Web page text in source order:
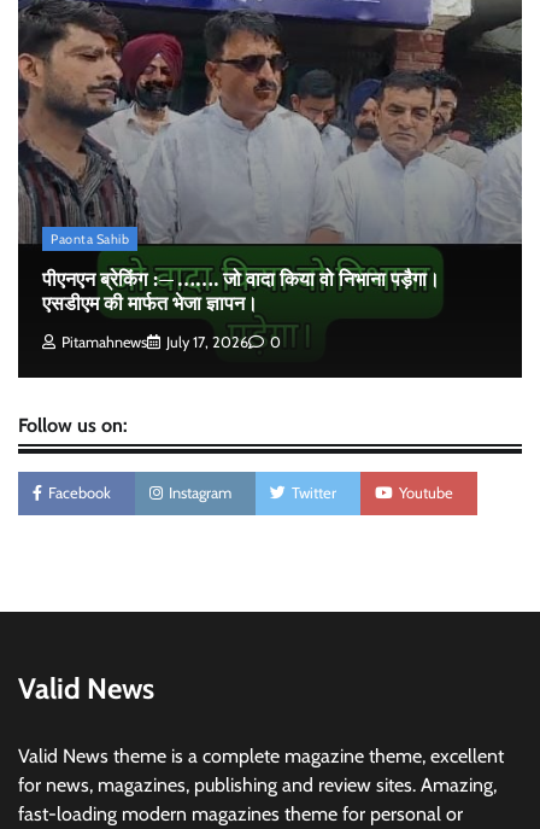
Pitamahnews May 15, 2026 0
पीएनएन ब्रेकिंग :— राष्ट्रीय स्तर पर नाम रोशन किया मिशन
स्कूल के पार्थ ने। पढे पूरी रपट।
Pitamahnews May 14, 2026 0
Paonta Sahib
पीएनएन ब्रेकिंग :— ……. जो वादा किया वो निभाना पड़ैगा।
एसडीएम की मार्फत भेजा ज्ञापन।
Pitamahnews July 17, 2026 0
Follow us on:
Facebook Instagram Twitter Youtube
Valid News
Valid News theme is a complete magazine theme, excellent
for news, magazines, publishing and review sites. Amazing,
fast-loading modern magazines theme for personal or